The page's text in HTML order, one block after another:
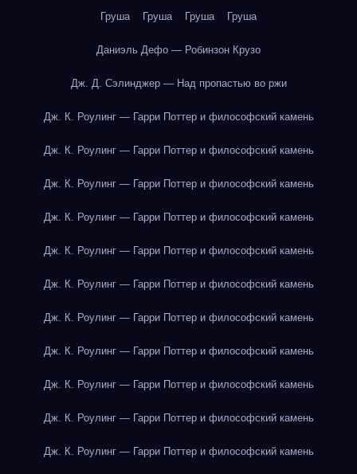
Груша Груша Груша Груша
Даниэль Дефо — Робинзон Крузо
Дж. Д. Сэлинджер — Над пропастью во ржи
Дж. К. Роулинг — Гарри Поттер и философский камень
Дж. К. Роулинг — Гарри Поттер и философский камень
Дж. К. Роулинг — Гарри Поттер и философский камень
Дж. К. Роулинг — Гарри Поттер и философский камень
Дж. К. Роулинг — Гарри Поттер и философский камень
Дж. К. Роулинг — Гарри Поттер и философский камень
Дж. К. Роулинг — Гарри Поттер и философский камень
Дж. К. Роулинг — Гарри Поттер и философский камень
Дж. К. Роулинг — Гарри Поттер и философский камень
Дж. К. Роулинг — Гарри Поттер и философский камень
Дж. К. Роулинг — Гарри Поттер и философский камень